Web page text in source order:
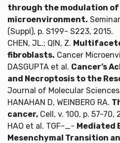
through the modulation
microenvironment.
(Suppl), p. S199- S223, 2015.
CHEN, JL.; QIN, Z.
fibroblasts. Cancer
DASGUPTA et al. Cancer’s
and Necroptosis to the
Journal of Molecular
HANAHAN D, WEINBERG RA.
cancer, Cell, v. 100, p. 57-70,
HAO et al. TGF-_- Mediated
Mesenchymal Transition